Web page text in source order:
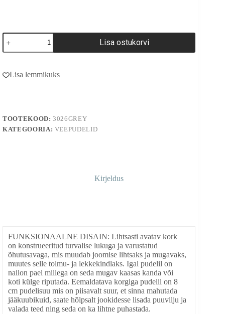
Veepudel
kogus
Lisa ostukorvi
t
t
i
Lisa lemmikuks
TOOTEKOOD:3026GREY
KATEGOORIA: VEEPUDELID
Kirjeldus
FUNKSIONAALNE DISAIN: Lihtsasti avatav kork
on konstrueeritud turvalise lukuga ja varustatud
õhutusavaga, mis muudab joomise lihtsaks ja mugavaks,
muutes selle tolmu- ja lekkekindlaks. Igal pudelil on
nailon pael millega on seda mugav kaasas kanda või
koti külge riputada. Eemaldatava korgiga pudelil on 8
cm pudelisuu mis on piisavalt suur, et sinna mahutada
jääkuubikuid, saate hõlpsalt jookidesse lisada puuvilju ja
valada teed ning seda on ka lihtne puhastada.